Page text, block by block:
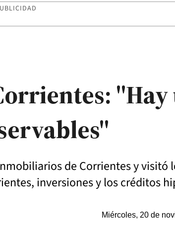
"Hay
de Corrientes y visitó
inversiones y los créditos
Miércoles, 20 de